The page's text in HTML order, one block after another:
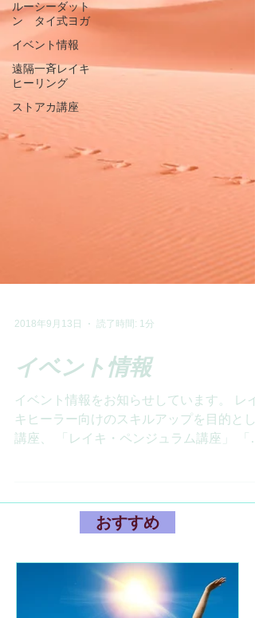
ルーシーダット
ン タイ式ヨガ
イベント情報
遠隔一斉レイキ
ヒーリング
ストアカ講座
2018年9月13日 読了時間: 1分
イベント情報
イベント情報をお知らせしています。 レイ
イキ・インナーチャイルド講座」 「レイキ
練習会」 の他、 「チャクラ」や「ヒプノ
おすすめ